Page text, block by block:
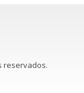
reservados.